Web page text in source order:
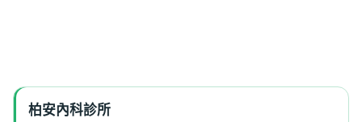
柏安內科診所